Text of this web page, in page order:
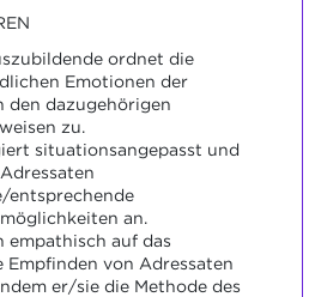
ordnet die
Emotionen der
den dazugehörigen
zu.
situationsangepasst und
entsprechende
an.
empathisch auf das
Empfinden von Adressaten
er/sie die Methode des